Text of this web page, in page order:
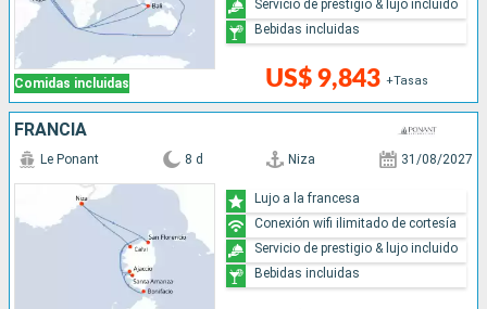
Comidas incluidas US$ 9,843 +Tasas
Servicio de prestigio & lujo incluido
Bebidas incluidas
FRANCIA
Le Ponant 8 d Niza 31/08/2027
Lujo a la francesa
Conexión wifi ilimitado de cortesía
Servicio de prestigio & lujo incluido
Bebidas incluidas